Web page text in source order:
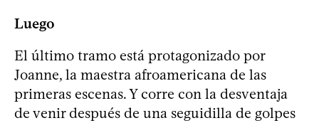
Luego
El último tramo está protagonizado por
Joanne, la maestra afroamericana de las
primeras escenas. Y corre con la desventaja
de venir después de una seguidilla de golpes